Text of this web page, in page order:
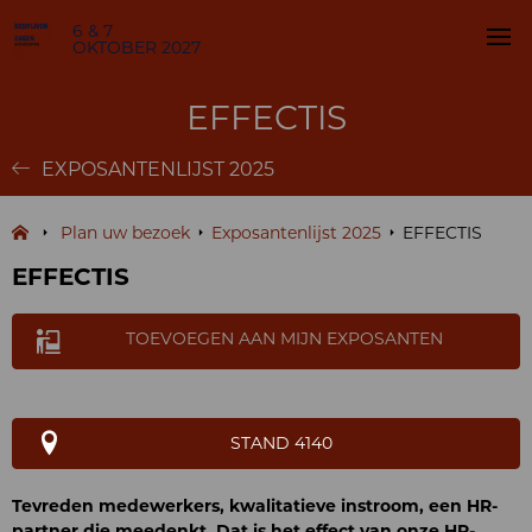
6 & 7
OKTOBER 2027
EFFECTIS
EXPOSANTENLIJST 2025
Plan uw bezoek Exposantenlijst 2025 EFFECTIS
EFFECTIS
TOEVOEGEN AAN MIJN EXPOSANTEN
STAND 4140
Tevreden medewerkers, kwalitatieve instroom, een HR-